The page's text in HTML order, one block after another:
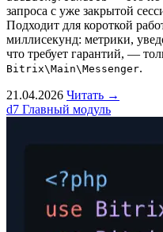
запроса с уже закрытой
Подходит для короткой
миллисекунд: метрики,
что требует гарантий, —
Bitrix\Main\Messenger.
21.04.2026 Читать →
d7 Главный модуль